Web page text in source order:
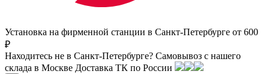
Установка на фирменной станции в Санкт-Петербурге от 600
₽
Находитесь не в Санкт-Петербурге? Самовывоз с нашего
склада в Москве Доставка ТК по России